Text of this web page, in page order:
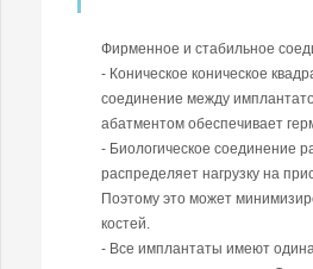
Фирменное и стабильное
- Коническое коническое
соединение между
абатментом обеспечивает
- Биологическое соединение
распределяет нагрузку на
Поэтому это может
костей.
- Все имплантаты имеют